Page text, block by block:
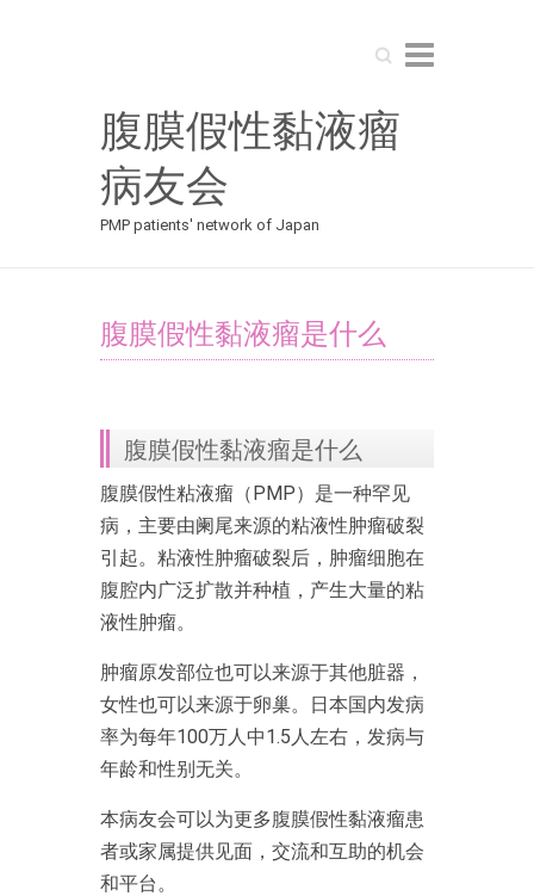
Search
腹膜假性黏液瘤
病友会
PMP patients' network of Japan
腹膜假性黏液瘤是什么
腹膜假性黏液瘤是什么
腹膜假性粘液瘤（PMP）是一种罕见
病，主要由阑尾来源的粘液性肿瘤破裂
引起。粘液性肿瘤破裂后，肿瘤细胞在
腹腔内广泛扩散并种植，产生大量的粘
液性肿瘤。
肿瘤原发部位也可以来源于其他脏器，
女性也可以来源于卵巢。日本国内发病
率为每年100万人中1.5人左右，发病与
年龄和性别无关。
本病友会可以为更多腹膜假性黏液瘤患
者或家属提供见面，交流和互助的机会
和平台。